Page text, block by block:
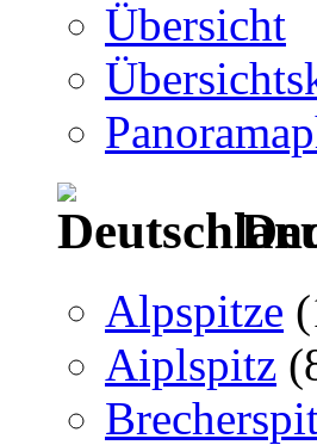
Übersicht
Alpspitze
Aiplspitz